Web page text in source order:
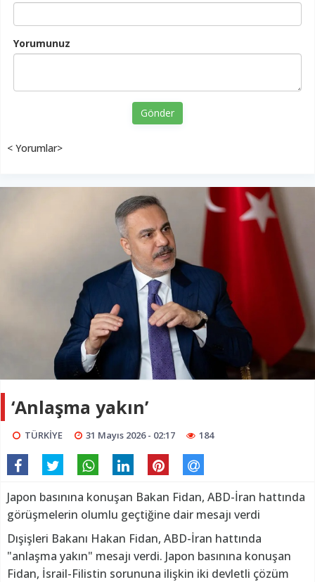
Yorumunuz
Gönder
< Yorumlar>
‘Anlaşma yakın’
TÜRKİYE 31 Mayıs 2026 - 02:17 184
Japon basınına konuşan Bakan Fidan, ABD-İran hattında
görüşmelerin olumlu geçtiğine dair mesajı verdi
Dışişleri Bakanı Hakan Fidan, ABD-İran hattında
"anlaşma yakın" mesajı verdi. Japon basınına konuşan
Fidan, İsrail-Filistin sorununa ilişkin iki devletli çözüm